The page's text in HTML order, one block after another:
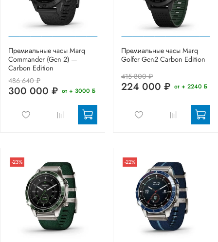
Премиальные часы Marq
Commander (Gen 2) —
Carbon Edition
486 640 ₽
300 000 ₽ от + 3000 Б
Премиальные часы Marq
Golfer Gen2 Carbon Edition
415 800 ₽
224 000 ₽ от + 2240 Б
-23% -22%